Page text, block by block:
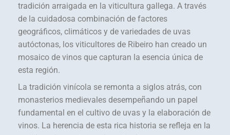
tradición arraigada en la viticultura gallega. A través
de la cuidadosa combinación de factores
geográficos, climáticos y de variedades de uvas
autóctonas, los viticultores de Ribeiro han creado un
mosaico de vinos que capturan la esencia única de
esta región.
La tradición vinícola se remonta a siglos atrás, con
monasterios medievales desempeñando un papel
fundamental en el cultivo de uvas y la elaboración de
vinos. La herencia de esta rica historia se refleja en la